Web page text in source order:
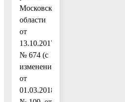
Московской
области
от
13.10.2017
№ 674 (с
изменениями
от
01.03.2018